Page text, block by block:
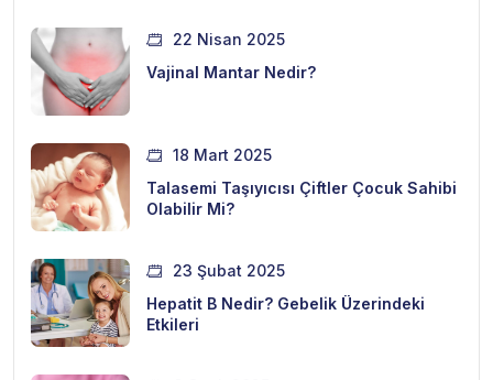
22 Nisan 2025
Vajinal Mantar Nedir?
18 Mart 2025
Talasemi Taşıyıcısı Çiftler Çocuk Sahibi
Olabilir Mi?
23 Şubat 2025
Hepatit B Nedir? Gebelik Üzerindeki
Etkileri